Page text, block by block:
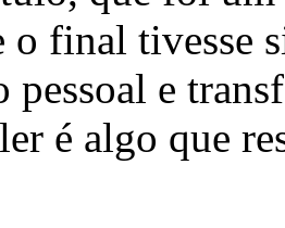
o final tivesse
pessoal e
é algo que